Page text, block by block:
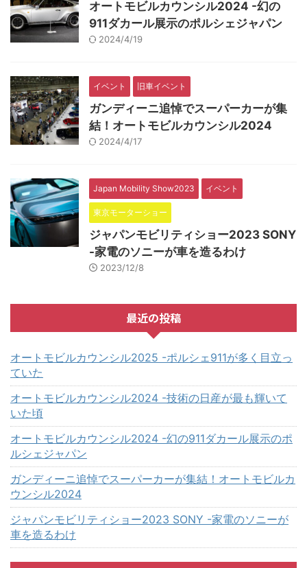
オートモビルカウンシル2024 -幻の
911ダカール展示のポルシェジャパン
2024/4/19
イベント 旧車イベント
ガンディーニ追悼でスーパーカーが集
結！オートモビルカウンシル2024
2024/4/17
Japan Mobility Show2023 イベント
東京モーターショー
ジャパンモビリティショー2023 SONY
-家電のソニーが車を造るわけ
2023/12/8
最近の投稿
オートモビルカウンシル2025 -ポルシェ911が多く目立っ
ていた
オートモビルカウンシル2024 -技術の日産が最も輝いて
いた頃
オートモビルカウンシル2024 -幻の911ダカール展示のポ
ルシェジャパン
ガンディーニ追悼でスーパーカーが集結！オートモビルカ
ウンシル2024
ジャパンモビリティショー2023 SONY -家電のソニーが
車を造るわけ